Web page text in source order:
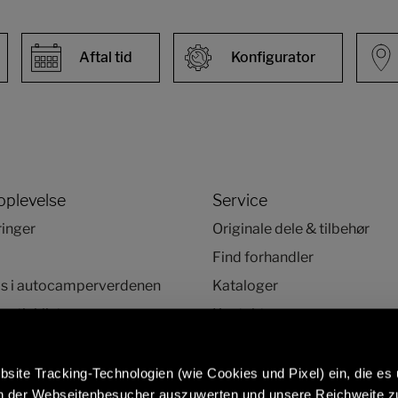
Tracking-Technologien (wie Cookies und Pixel) ein, die es
der Webseitenbesucher auszuwerten und unsere Reichweite
Konfigurator
Aftal tid
i autocamperverdenen
tjekliste
Service
Originale dele & tilbehør
Find forhandler
Kataloger
Kontakt
Nyhedsbrev